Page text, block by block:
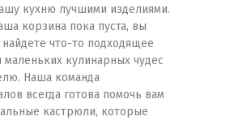
кухню лучшими изделиями.
корзина пока пуста, вы
найдете что-то подходящее
маленьких кулинарных чудес
Наша команда
всегда готова помочь вам
кастрюли, которые